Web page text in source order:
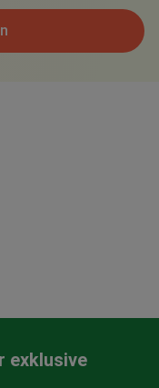
exklusive